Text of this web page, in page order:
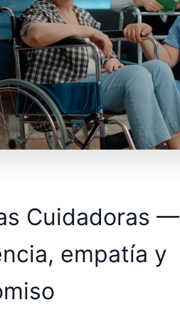
Cuidadoras —
empatía y